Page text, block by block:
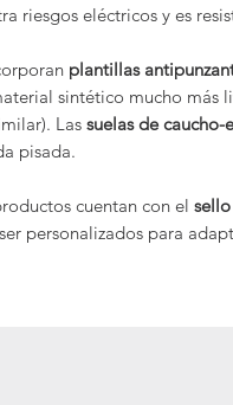
riesgos eléctricos y es
plantillas
sintético mucho más
Las suelas de caucho-
pisada.
cuentan con el
personalizados para